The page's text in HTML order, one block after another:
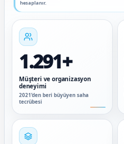
hesaplanır.
1.291+
Müşteri ve organizasyon
deneyimi
2021’den beri büyüyen saha
tecrübesi